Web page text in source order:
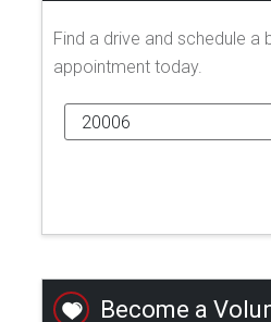
Find a drive and schedule a
appointment today.
Become a